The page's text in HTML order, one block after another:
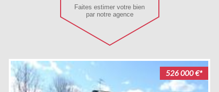
Faites estimer votre bien
par notre agence
526 000 €*